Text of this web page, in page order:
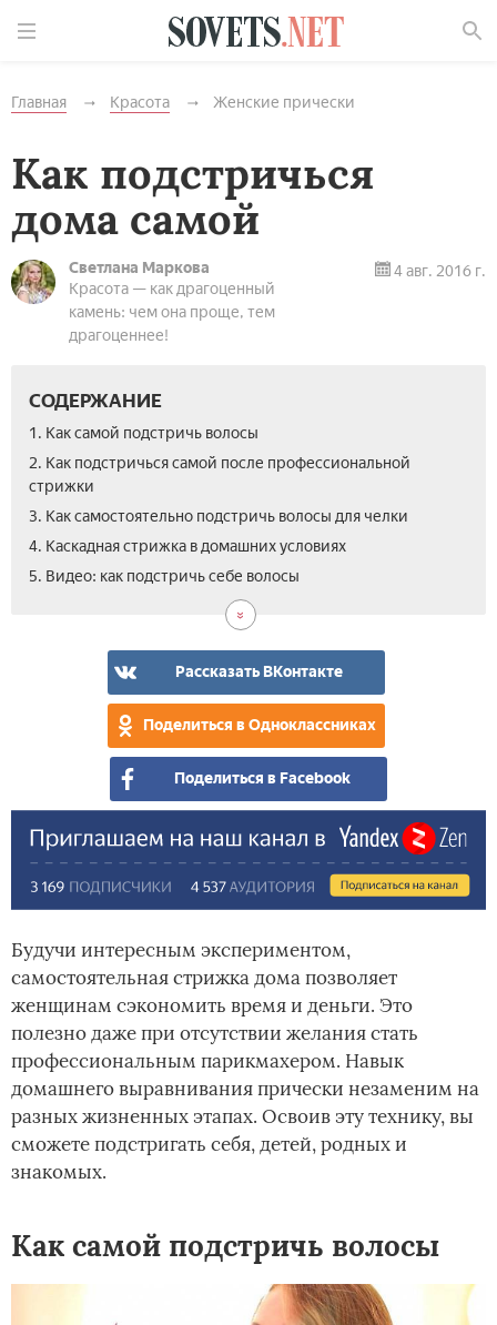
Главная Красота Женские прически
Как подстричься
дома самой
Светлана Маркова
Красота — как драгоценный
камень: чем она проще, тем
драгоценнее!
4 авг. 2016 г.
СОДЕРЖАНИЕ
1. Как самой подстричь волосы
2. Как подстричься самой после профессиональной
стрижки
3. Как самостоятельно подстричь волосы для челки
4. Каскадная стрижка в домашних условиях
5. Видео: как подстричь себе волосы
Рассказать ВКонтакте
Поделиться в Одноклассниках
Поделиться в Facebook
Будучи интересным экспериментом,
самостоятельная стрижка дома позволяет
женщинам сэкономить время и деньги. Это
полезно даже при отсутствии желания стать
профессиональным парикмахером. Навык
домашнего выравнивания прически незаменим на
разных жизненных этапах. Освоив эту технику, вы
сможете подстригать себя, детей, родных и
знакомых.
Как самой подстричь волосы